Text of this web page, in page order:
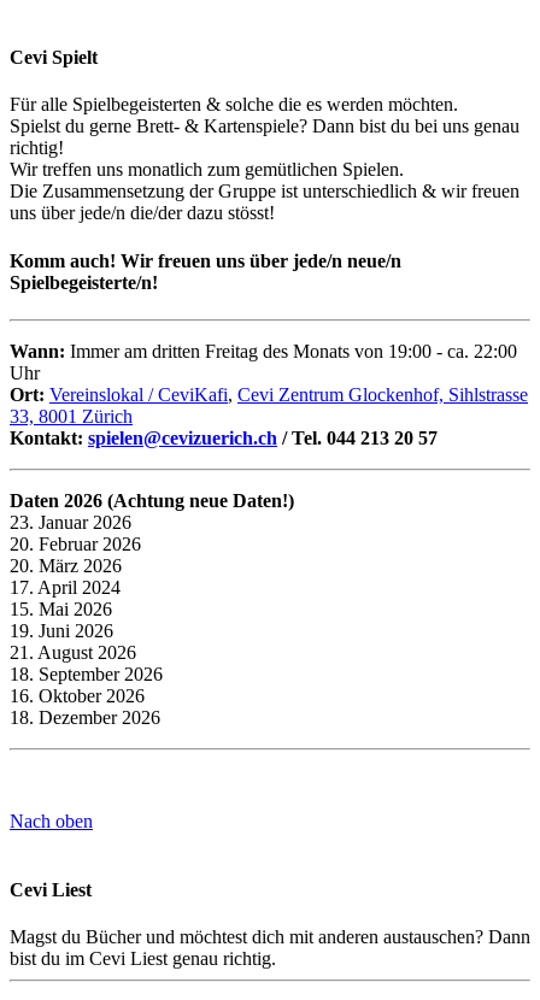
Cevi Spielt
Für alle Spielbegeisterten & solche die es werden möchten.
Spielst du gerne Brett- & Kartenspiele? Dann bist du bei uns genau
richtig!
Wir treffen uns monatlich zum gemütlichen Spielen.
Die Zusammensetzung der Gruppe ist unterschiedlich & wir freuen
uns über jede/n die/der dazu stösst!
Komm auch! Wir freuen uns über jede/n neue/n
Spielbegeisterte/n!
Wann: Immer am dritten Freitag des Monats von 19:00 - ca. 22:00
Uhr
Ort: Vereinslokal / CeviKafi, Cevi Zentrum Glockenhof, Sihlstrasse
33, 8001 Zürich
Kontakt: spielen@cevizuerich.ch / Tel. 044 213 20 57
Daten 2026 (Achtung neue Daten!)
23. Januar 2026
20. Februar 2026
20. März 2026
17. April 2024
15. Mai 2026
19. Juni 2026
21. August 2026
18. September 2026
16. Oktober 2026
18. Dezember 2026
Nach oben
Cevi Liest
Magst du Bücher und möchtest dich mit anderen austauschen? Dann
bist du im Cevi Liest genau richtig.